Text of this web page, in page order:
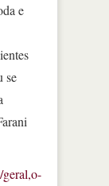
e
se